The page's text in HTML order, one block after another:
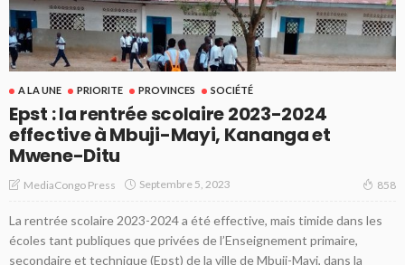
A LA UNE PRIORITE PROVINCES SOCIÉTÉ
Epst : la rentrée scolaire 2023-2024
effective à Mbuji-Mayi, Kananga et
Mwene-Ditu
MediaCongo Press Septembre 5, 2023 858
La rentrée scolaire 2023-2024 a été effective, mais timide dans les
écoles tant publiques que privées de l’Enseignement primaire,
secondaire et technique (Epst) de la ville de Mbuji-Mayi, dans la